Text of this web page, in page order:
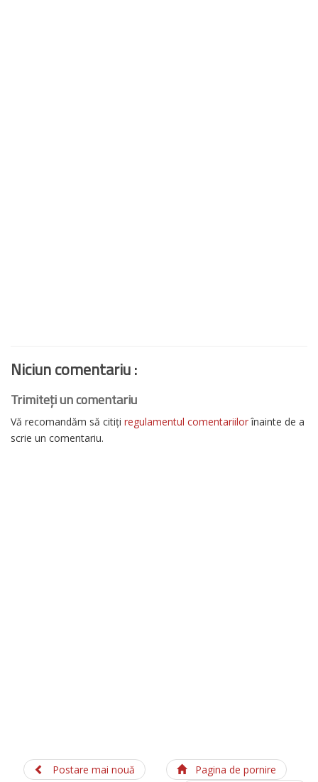
Niciun comentariu :
Trimiteți un comentariu
Vă recomandăm să citiți regulamentul comentariilorînainte de a
scrie un comentariu.
Postare mai nouă
Pagina de pornire